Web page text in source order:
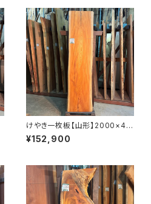
けやき一枚板【山形】2000×44
0~480×58㎜【オイル塗装 仕
上げ済み】
¥152,900